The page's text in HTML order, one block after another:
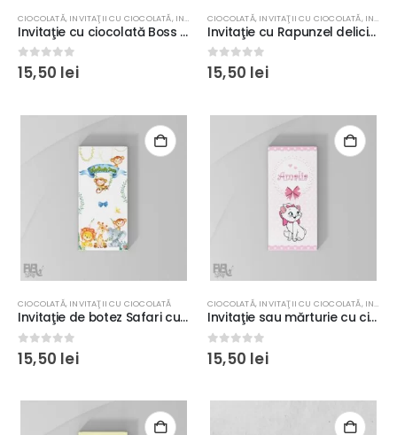
CIOCOLATĂ, INVITAŢII CU CIOCOLATĂ, INVITAŢII CU PERSONAJE
Invitaţie cu ciocolată Boss Baby pentru botez, carton lucios premium, culoare albastru
0out of 5
15,50 lei
CIOCOLATĂ, INVITAŢII CU CIOCOLATĂ, INVITAŢII CU PERSONAJE
Invitaţie cu Rapunzel delicioasă pentru botez, ciocolată inclusă, folosită şi ca mărturie
0out of 5
15,50 lei
CIOCOLATĂ, INVITAŢII CU CIOCOLATĂ
Invitaţie de botez Safari cu ciocolată inclusă, culoare verde, personalizată
0out of 5
15,50 lei
CIOCOLATĂ, INVITAŢII CU CIOCOLATĂ, INVITAŢII CU PERSONAJE
Invitaţie sau mărturie cu ciocolată Pisica Marie pentru botez de fetiţe, culoare roz
0out of 5
15,50 lei